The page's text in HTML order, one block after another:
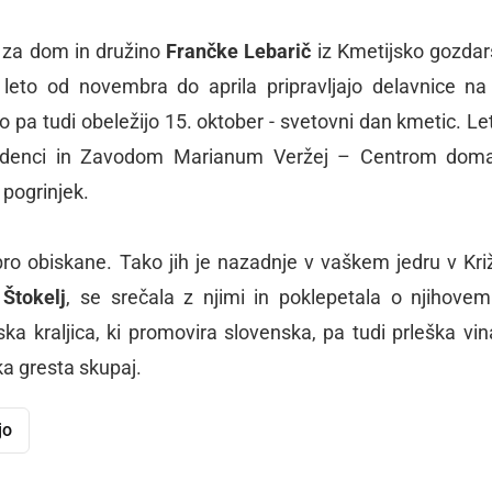
dom in družino Frančke Lebarič iz Kmetijsko
od novembra do aprila pripravljajo delavnice
pa tudi obeležijo 15. oktober - svetovni dan kmetic.
in Zavodom Marianum Veržej – Centrom
obiskane. Tako jih je nazadnje v vaškem jedru v
, se srečala z njimi in poklepetala o
kraljica, ki promovira slovenska, pa tudi prleška
gresta skupaj.